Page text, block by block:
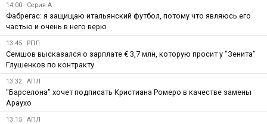
14:00 Серия А
Фабрегас: я защищаю итальянский футбол, потому что являюсь его
частью и очень в него верю
13:45 РПЛ
Семшов высказался о зарплате € 3,7 млн, которую просит у "Зенита"
Глушенков по контракту
13:32 АПЛ
"Барселона" хочет подписать Кристиана Ромеро в качестве замены
Араухо
13:15 АПЛ